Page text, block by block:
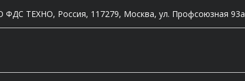
ФДС ТЕХНО, Россия, 117279, Москва, ул. Профсоюзная 93а